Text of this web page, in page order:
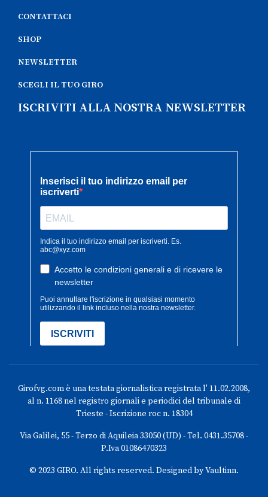
CONTATTACI
SHOP
NEWSLETTER
SCEGLI IL TUO GIRO
ISCRIVITI ALLA NOSTRA NEWSLETTER
Girofvg.com è una testata giornalistica registrata l' 11.02.2008,
al n. 1168 nel registro giornali e periodici del tribunale di
Trieste - Iscrizione roc n. 18304
Via Galilei, 55 - Terzo di Aquileia 33050 (UD) - Tel. 0431.35708 -
P.Iva 01086470323
© 2023 GIRO. All rights reserved. Designed by Vaultinn.